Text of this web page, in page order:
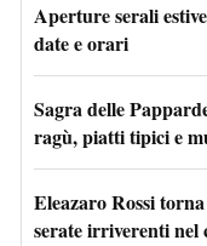
Aperture serali
date e orari
Sagra delle
ragù, piatti tipici e
Eleazaro Rossi
serate irriverenti nel